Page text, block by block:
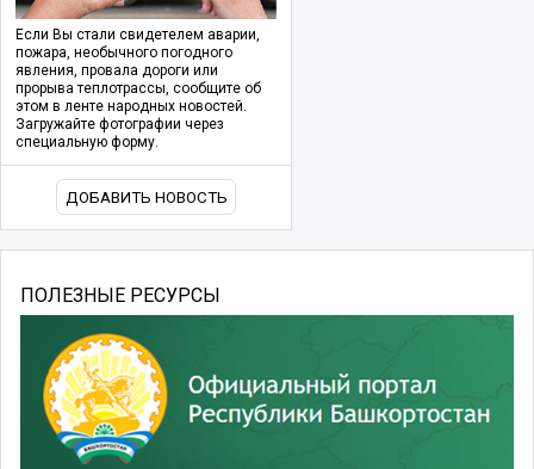
Если Вы стали свидетелем аварии,
пожара, необычного погодного
явления, провала дороги или
прорыва теплотрассы, сообщите об
этом в ленте народных новостей.
Загружайте фотографии через
специальную форму.
ДОБАВИТЬ НОВОСТЬ
ПОЛЕЗНЫЕ РЕСУРСЫ